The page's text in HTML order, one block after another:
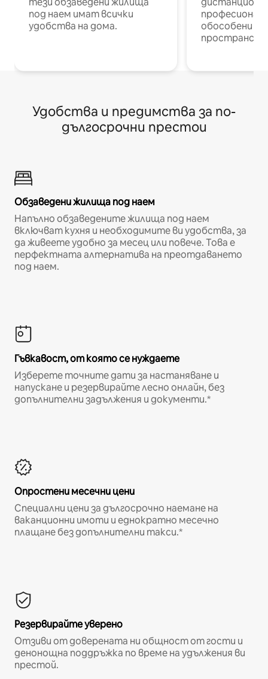
под наем имат всички
удобства на дома.
обособени
Удобства и предимства за по-
дългосрочни престои
Обзаведени жилища под наем
Напълно обзаведените жилища под наем
включват кухня и необходимите ви удобства, за
да живеете удобно за месец или повече. Това е
перфектната алтернатива на преотдаването
под наем.
Гъвкавост, от която се нуждаете
Изберете точните дати за настаняване и
напускане и резервирайте лесно онлайн, без
допълнителни задължения и документи.*
Опростени месечни цени
Специални цени за дългосрочно наемане на
ваканционни имоти и еднократно месечно
плащане без допълнителни такси.*
Резервирайте уверено
Отзиви от доверената ни общност от гости и
денонощна поддръжка по време на удължения ви
престой.